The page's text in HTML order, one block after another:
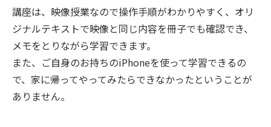
講座は、映像授業なので操作手順がわかりやすく、オリ
ジナルテキストで映像と同じ内容を冊子でも確認でき、
メモをとりながら学習できます。
また、ご自身のお持ちのiPhoneを使って学習できるの
で、家に帰ってやってみたらできなかったということが
ありません。